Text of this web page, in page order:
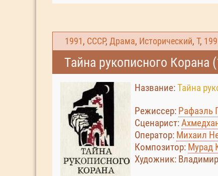
1991 , СССР, Драма, Исторический, Т,
Тайна рукописного Корана
Название:Тайна
Режиссер: Рафаэль
Сценарист:
Оператор: Михаил
Композитор: Мурад
Художник: